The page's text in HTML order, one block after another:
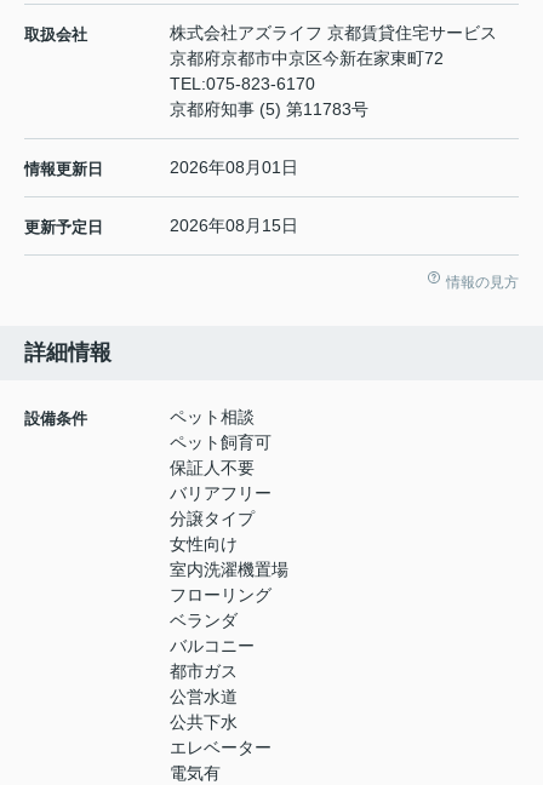
取扱会社
株式会社アズライフ 京都賃貸住宅サービス
京都府京都市中京区今新在家東町72
TEL:075-823-6170
京都府知事 (5) 第11783号
情報更新日 2026年08月01日
更新予定日 2026年08月15日
情報の見方
詳細情報
設備条件
ペット相談
ペット飼育可
保証人不要
バリアフリー
分譲タイプ
女性向け
室内洗濯機置場
フローリング
ベランダ
バルコニー
都市ガス
公営水道
公共下水
エレベーター
電気有